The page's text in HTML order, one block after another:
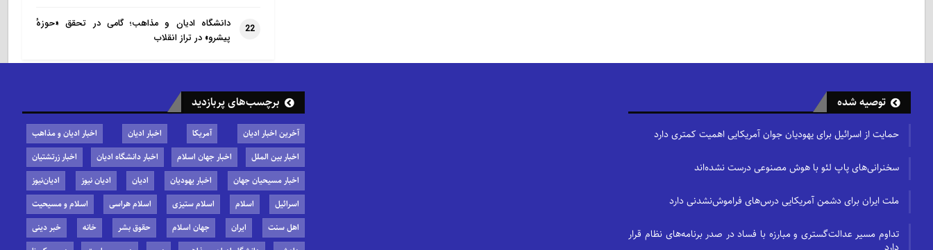
22
دانشگاه ادیان و مذاهب؛ گامی در تحقق «حوزهٔ
پیشرو» در تراز انقلاب
توصیه شده
حمایت از اسرائیل برای یهودیان جوان آمریکایی اهمیت کمتری دارد
سخنرانی‌های پاپ لئو با هوش مصنوعی درست نشده‌اند
ملت ایران برای دشمن آمریکایی درس‌های فراموش‌نشدنی دارد
تداوم مسیر عدالت‌گستری و مبارزه با فساد در صدر برنامه‌های نظام قرار
برچسب‌های پربازدید
آخرین اخبار ادیان آمریکا اخبار ادیان
اخبار ادیان و مذاهب
اخبار بین الملل
اخبار جهان اسلام اخبار دانشگاه ادیان
اخبار زرتشتیان
اخبار مسیحیان جهان
اخبار یهودیان ادیان ادیان نیوز
ادیان‌نیوز
اسرائیل
اسلام اسلام ستیزی اسلام هراسی
اسلام و مسیحیت
اهل سنت
ایران جهان اسلام حقوق بشر خانه
خبر دینی